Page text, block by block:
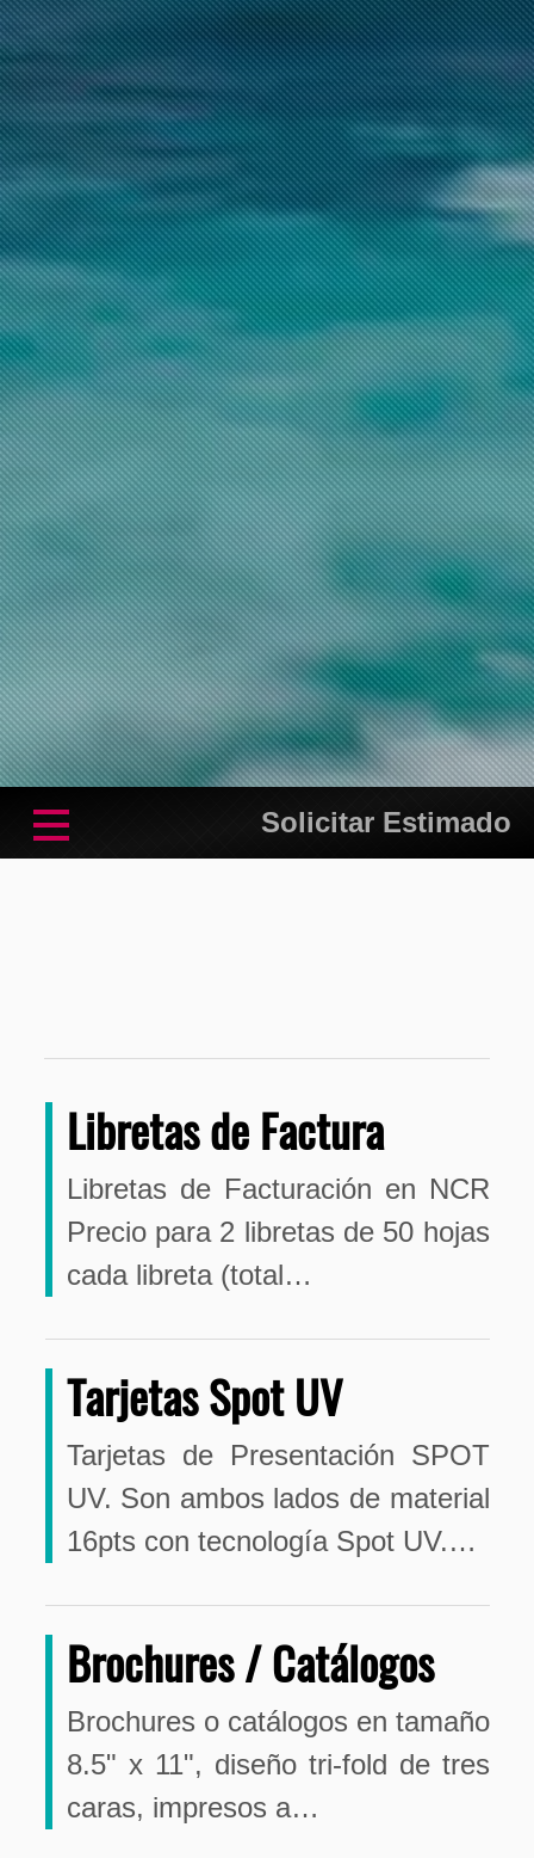
Solicitar Estimado
Libretas de Factura
Libretas de Facturación en NCR
Precio para 2 libretas de 50 hojas
cada libreta (total…
Tarjetas Spot UV
Tarjetas de Presentación SPOT
UV. Son ambos lados de material
16pts con tecnología Spot UV.…
Brochures / Catálogos
Brochures o catálogos en tamaño
8.5" x 11", diseño tri-fold de tres
caras, impresos a…